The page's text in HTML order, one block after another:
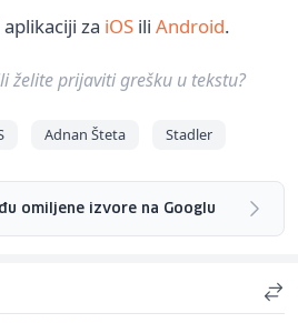
za iOS ili Android.
želite prijaviti grešku u tekstu?
Adnan Šteta Stadler
omiljene izvore na Googlu